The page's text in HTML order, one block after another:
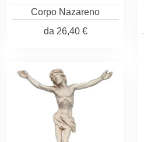
Corpo Nazareno
da 26,40 €